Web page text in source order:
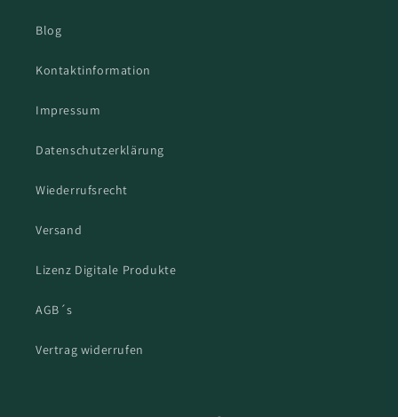
Blog
Kontaktinformation
Impressum
Datenschutzerklärung
Wiederrufsrecht
Versand
Lizenz Digitale Produkte
AGB´s
Vertrag widerrufen